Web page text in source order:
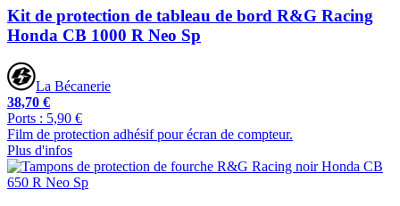
Kit de protection de tableau de bord R&G Racing
Honda CB 1000 R Neo Sp
La Bécanerie
38,70 €
Ports : 5,90 €
Film de protection adhésif pour écran de compteur.
Plus d'infos